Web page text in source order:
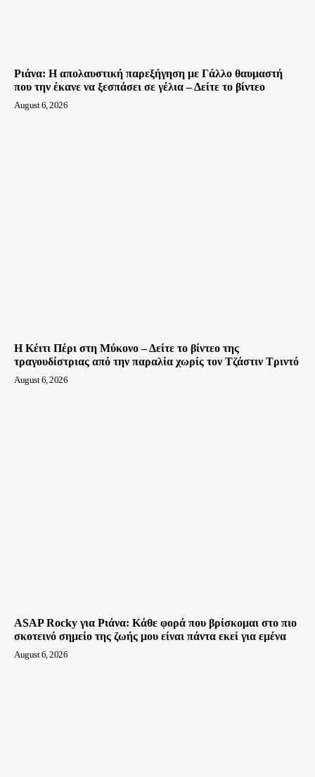
Ριάνα: Η απολαυστική παρεξήγηση με Γάλλο θαυμαστή
που την έκανε να ξεσπάσει σε γέλια – Δείτε το βίντεο
August 6, 2026
Η Κέιτι Πέρι στη Μύκονο – Δείτε το βίντεο της
τραγουδίστριας από την παραλία χωρίς τον Τζάστιν Τριντό
August 6, 2026
ASAP Rocky για Ριάνα: Κάθε φορά που βρίσκομαι στο πιο
σκοτεινό σημείο της ζωής μου είναι πάντα εκεί για εμένα
August 6, 2026